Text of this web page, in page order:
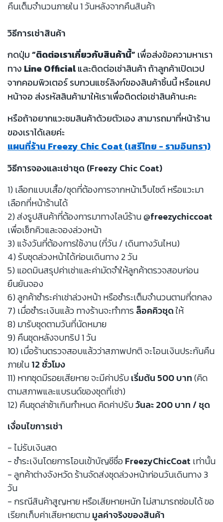
คืนเต็มจำนวนภายใน 1 วันหลังจากคืนสินค้า
วิธีการเช่าสินค้า
กดปุ่ม“ติดต่อเราเกี่ยวกับสินค้านี้”เพื่อส่งข้อความหาเรา
ทาง Line Officialและติดต่อเช่าสินค้า ถ้าลูกค้าเปิดเวป
จากคอมพิวเตอร์ รบกวนแชร์ลิงก์ของสินค้าชิ้นนี้ หรือแคป
หน้าจอ ส่งรหัสสินค้ามาให้เราเพื่อติดต่อเช่าสินค้านะคะ
หรือถ้าอยากแวะชมสินค้าด้วยตัวเอง สามารถมาที่หน้าร้าน
ของเราได้เลยค่ะ
แผนที่ร้าน Freezy Chic Coat (เสรีไทย - รามอินทรา)
วิธีการจองและเช่าชุด (Freezy Chic Coat)
1) เลือกแบบเสื้อ/ชุดที่ต้องการจากหน้าเว็บไซต์ หรือแวะมา
เลือกที่หน้าร้านได้
2) ส่งรูปสินค้าที่ต้องการมาทางไลน์ร้าน@freezychiccoat
เพื่อเช็กคิวและจองล่วงหน้า
3) แจ้งวันที่ต้องการใช้งาน (กี่วัน / เดินทางวันไหน)
4) รับชุดล่วงหน้าได้ก่อนเดินทาง 2 วัน
5) แอดมินสรุปค่าเช่าและค่ามัดจำให้ลูกค้าตรวจสอบก่อน
ยืนยันจอง
6) ลูกค้าชำระค่าเช่าล่วงหน้า หรือชำระเต็มจำนวนตามที่ตกลง
7) เมื่อชำระเงินแล้ว ทางร้านจะทำการล็อคคิวชุดให้
8) มารับชุดตามวันที่นัดหมาย
9) คืนชุดหลังจบทริป 1 วัน
10) เมื่อร้านตรวจสอบแล้วว่าสภาพปกติ จะโอนเงินประกันคืน
ภายใน12 ชั่วโมง
11) หากชุดมีรอยเสียหาย จะมีค่าปรับเริ่มต้น 500 บาท(คิด
ตามสภาพและแบรนด์ของชุดที่เช่า)
12) คืนชุดล่าช้าเกินกำหนด คิดค่าปรับวันละ 200 บาท / ชุด
เงื่อนไขการเช่า
- ไม่รับเงินสด
- ชำระเงินโดยการโอนเข้าบัญชีชื่อFreezyChicCoat เท่านั้น
- ลูกค้าต่างจังหวัด ร้านจัดส่งชุดล่วงหน้าก่อนวันเดินทาง 3
วัน
- กรณีสินค้าสูญหาย หรือเสียหายหนัก ไม่สามารถซ่อมได้ ขอ
เรียกเก็บค่าเสียหายตามมูลค่าจริงของสินค้า